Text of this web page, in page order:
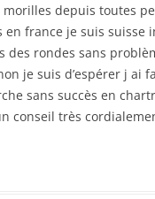
morilles depuis toutes
france je suis suisse
des rondes sans
je suis d’espérer j ai
sans succès en
conseil très